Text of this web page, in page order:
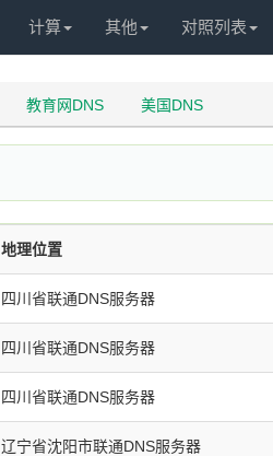
计算 其他 对照列表
教育网DNS 美国DNS
地理位置
四川省联通DNS服务器
四川省联通DNS服务器
四川省联通DNS服务器
辽宁省沈阳市联通DNS服务器